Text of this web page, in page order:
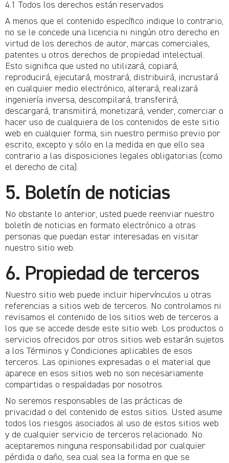
4.1 Todos los derechos están reservados
A menos que el contenido específico indique lo contrario,
no se le concede una licencia ni ningún otro derecho en
virtud de los derechos de autor, marcas comerciales,
patentes u otros derechos de propiedad intelectual.
Esto significa que usted no utilizará, copiará,
reproducirá, ejecutará, mostrará, distribuirá, incrustará
en cualquier medio electrónico, alterará, realizará
ingeniería inversa, descompilará, transferirá,
descargará, transmitirá, monetizará, vender, comerciar o
hacer uso de cualquiera de los contenidos de este sitio
web en cualquier forma, sin nuestro permiso previo por
escrito, excepto y sólo en la medida en que ello sea
contrario a las disposiciones legales obligatorias (como
el derecho de cita).
5. Boletín de noticias
No obstante lo anterior, usted puede reenviar nuestro
boletín de noticias en formato electrónico a otras
personas que puedan estar interesadas en visitar
nuestro sitio web.
6. Propiedad de terceros
Nuestro sitio web puede incluir hipervínculos u otras
referencias a sitios web de terceros. No controlamos ni
revisamos el contenido de los sitios web de terceros a
los que se accede desde este sitio web. Los productos o
servicios ofrecidos por otros sitios web estarán sujetos
a los Términos y Condiciones aplicables de esos
terceros. Las opiniones expresadas o el material que
aparece en esos sitios web no son necesariamente
compartidas o respaldadas por nosotros.
No seremos responsables de las prácticas de
privacidad o del contenido de estos sitios. Usted asume
todos los riesgos asociados al uso de estos sitios web
y de cualquier servicio de terceros relacionado. No
aceptaremos ninguna responsabilidad por cualquier
pérdida o daño, sea cual sea la forma en que se